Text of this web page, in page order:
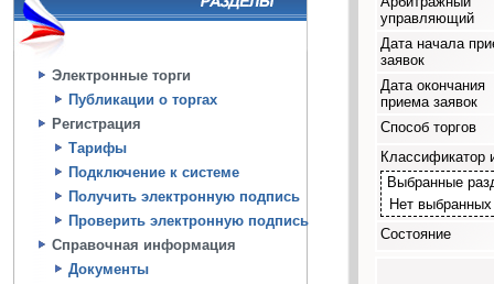
Электронные торги
Публикации о торгах
Регистрация
Тарифы
Подключение к системе
Получить электронную подпись
Проверить электронную подпись
Справочная информация
Документы
управляющий
Дата начала
заявок
Дата окончания
приема заявок
Способ торгов
Классификатор
Выбранные
Нет
Состояние